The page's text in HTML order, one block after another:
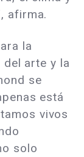
afirma.
la
arte y la
se
está
vivos
solo